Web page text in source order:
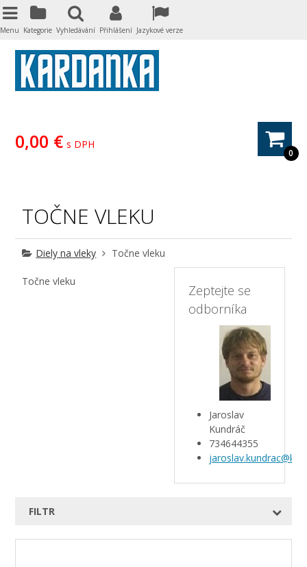
0
0,00 € s DPH
TOČNE VLEKU
Diely na vleky Točne vleku
Zeptejte se
odborníka
Jaroslav
Kundráč
734644355
Točne vleku
FILTR
Menu Kategorie Vyhledávání Přihlášení Jazykové verze